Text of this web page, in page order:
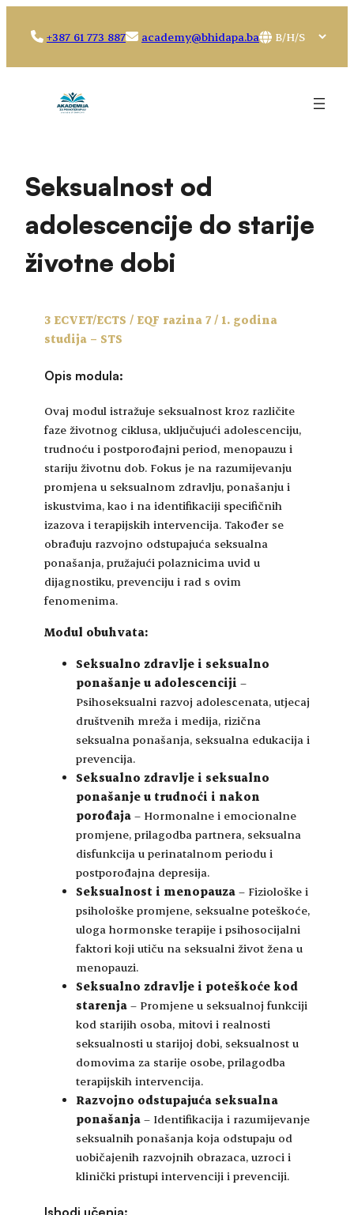
+387 61 773 887 academy@bhidapa.ba
Choose
Seksualnost od
adolescencije do starije
životne dobi
3 ECVET/ECTS / EQF razina 7 / 1. godina
studija – STS
Opis modula:
Ovaj modul istražuje seksualnost kroz različite
faze životnog ciklusa, uključujući adolescenciju,
trudnoću i postporođajni period, menopauzu i
stariju životnu dob. Fokus je na razumijevanju
promjena u seksualnom zdravlju, ponašanju i
iskustvima, kao i na identifikaciji specifičnih
izazova i terapijskih intervencija. Također se
obrađuju razvojno odstupajuća seksualna
ponašanja, pružajući polaznicima uvid u
dijagnostiku, prevenciju i rad s ovim
fenomenima.
Modul obuhvata:
Seksualno zdravlje i seksualno
ponašanje u adolescenciji –
Psihoseksualni razvoj adolescenata, utjecaj
društvenih mreža i medija, rizična
seksualna ponašanja, seksualna edukacija i
prevencija.
Seksualno zdravlje i seksualno
ponašanje u trudnoći i nakon
porođaja – Hormonalne i emocionalne
promjene, prilagodba partnera, seksualna
disfunkcija u perinatalnom periodu i
postporođajna depresija.
Seksualnost i menopauza – Fiziološke i
psihološke promjene, seksualne poteškoće,
uloga hormonske terapije i psihosocijalni
faktori koji utiču na seksualni život žena u
menopauzi.
Seksualno zdravlje i poteškoće kod
starenja – Promjene u seksualnoj funkciji
kod starijih osoba, mitovi i realnosti
seksualnosti u starijoj dobi, seksualnost u
domovima za starije osobe, prilagodba
terapijskih intervencija.
Razvojno odstupajuća seksualna
ponašanja – Identifikacija i razumijevanje
seksualnih ponašanja koja odstupaju od
uobičajenih razvojnih obrazaca, uzroci i
klinički pristupi intervenciji i prevenciji.